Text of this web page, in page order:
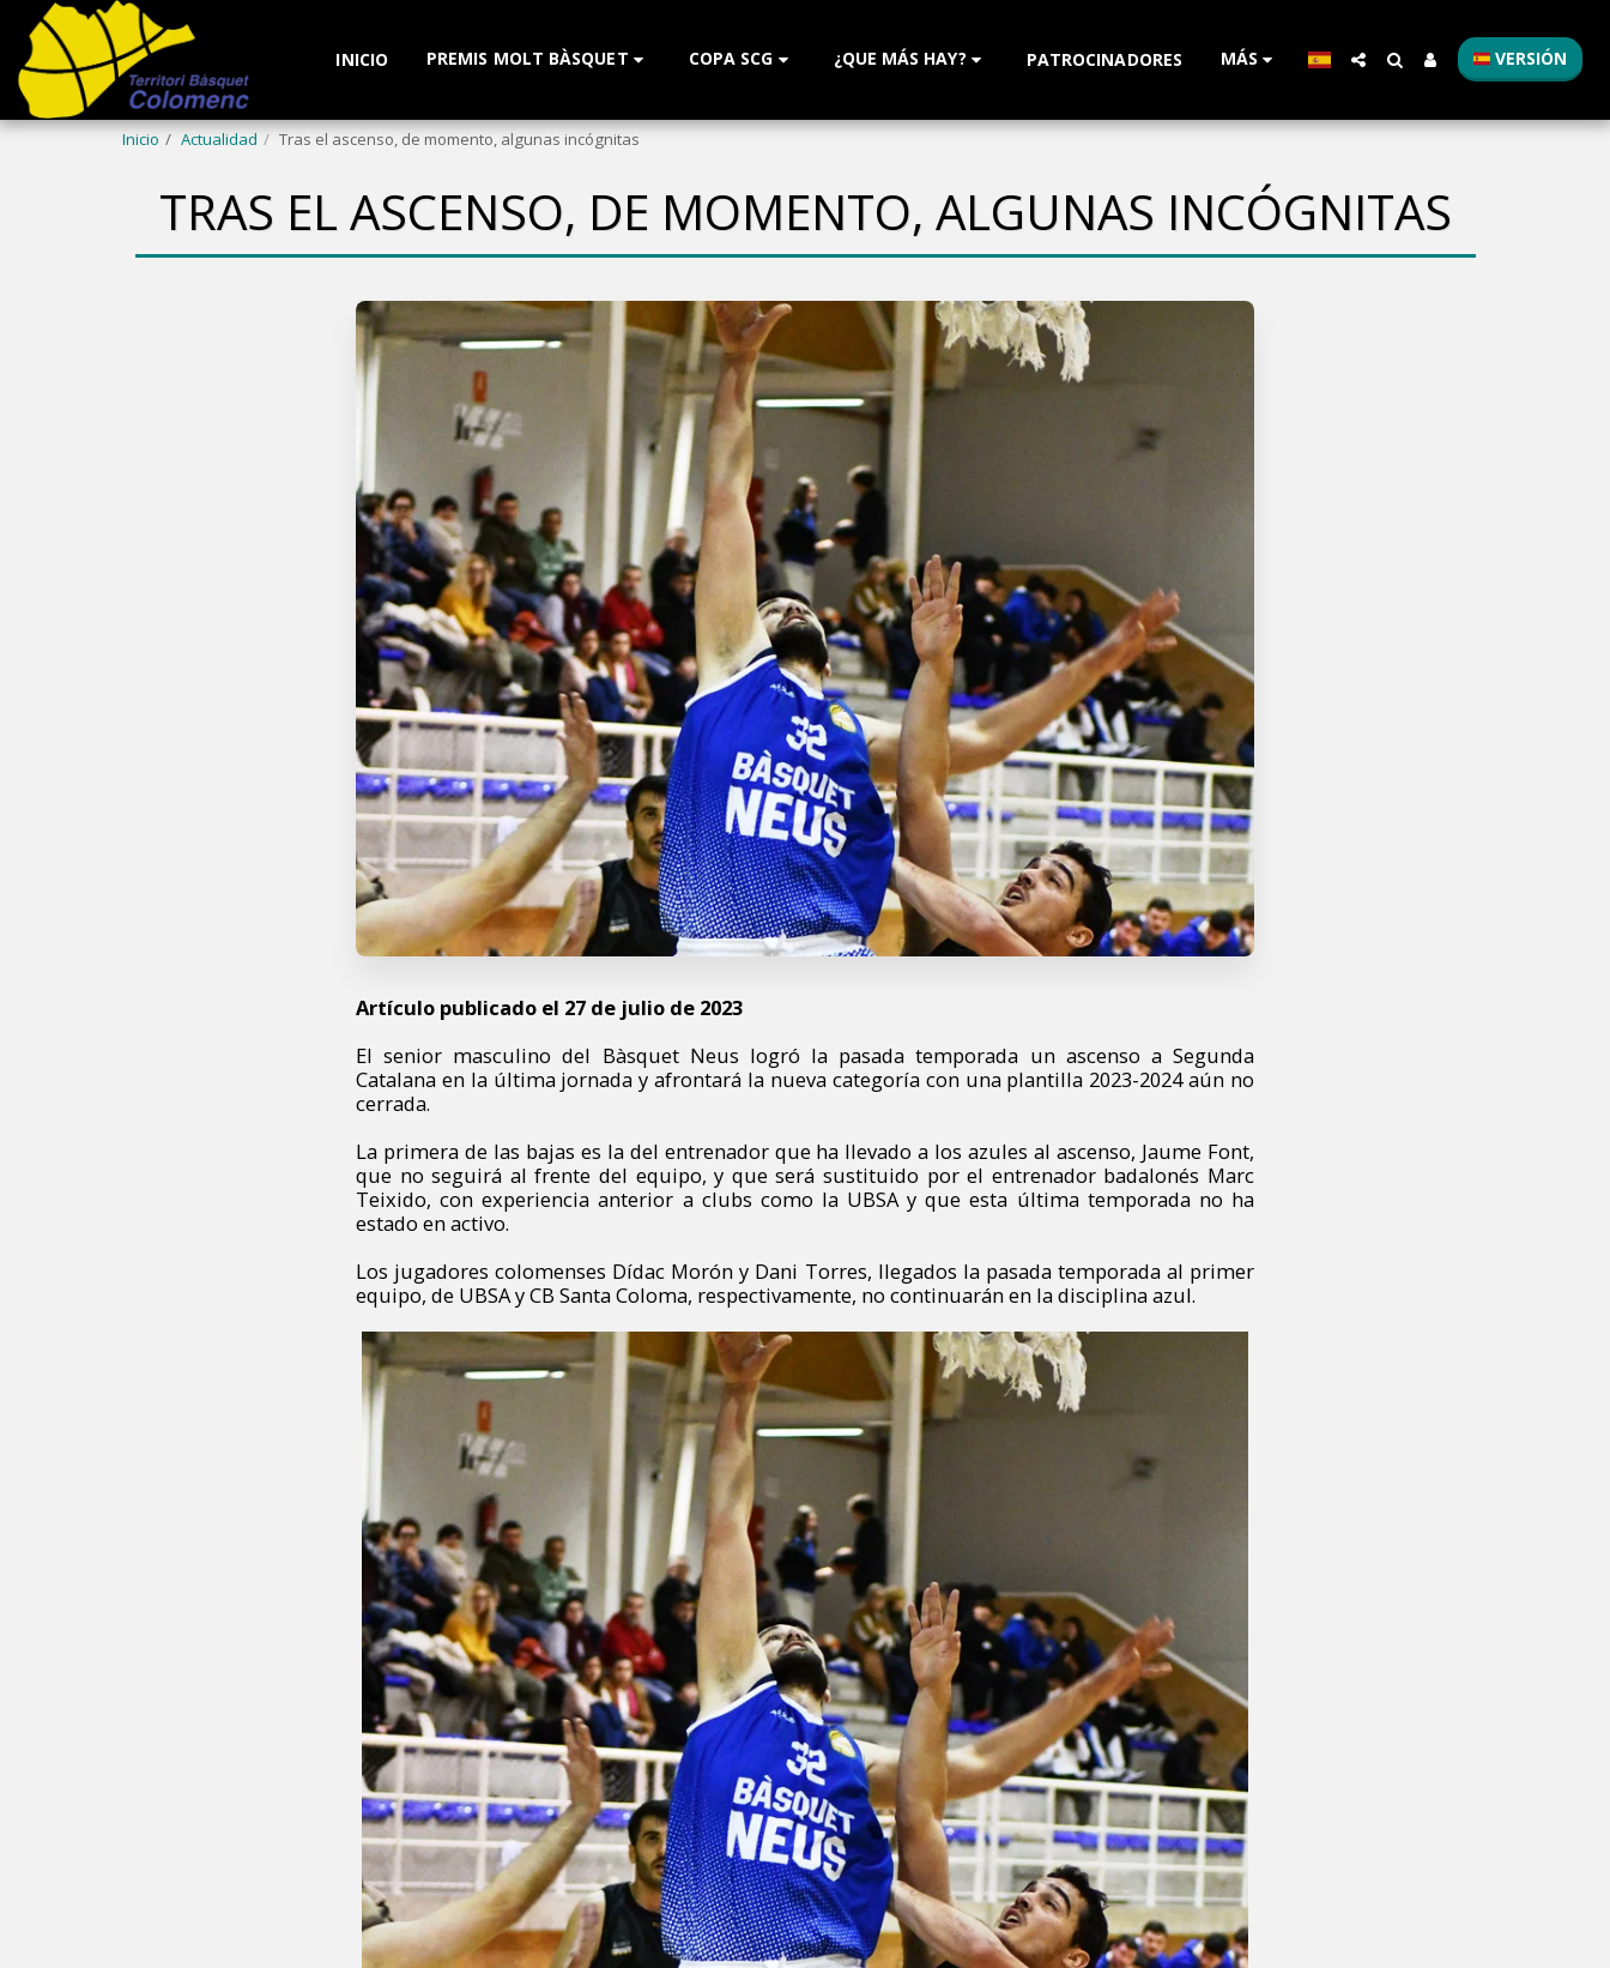
INICIO PREMIS MOLT BÀSQUET COPA SCG ¿QUE MÁS HAY? PATROCINADORES MÁS VERSIÓN
Inicio Actualidad Tras el ascenso, de momento, algunas incógnitas
TRAS EL ASCENSO, DE MOMENTO, ALGUNAS INCÓGNITAS
Artículo publicado el 27 de julio de 2023
El senior masculino del Bàsquet Neus logró la pasada temporada un ascenso a Segunda
Catalana en la última jornada y afrontará la nueva categoría con una plantilla 2023-2024 aún no
cerrada.
La primera de las bajas es la del entrenador que ha llevado a los azules al ascenso, Jaume Font,
que no seguirá al frente del equipo, y que será sustituido por el entrenador badalonés Marc
Teixido, con experiencia anterior a clubs como la UBSA y que esta última temporada no ha
estado en activo.
Los jugadores colomenses Dídac Morón y Dani Torres, llegados la pasada temporada al primer
equipo, de UBSA y CB Santa Coloma, respectivamente, no continuarán en la disciplina azul.